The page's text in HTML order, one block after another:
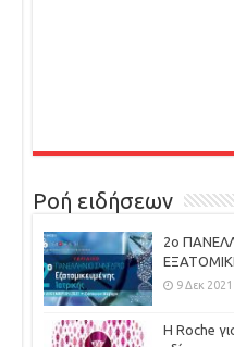
Ροή ειδήσεων
2ο
9 Δεκ 2021
H Roche